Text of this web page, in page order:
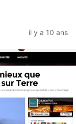
il y a 10 ans